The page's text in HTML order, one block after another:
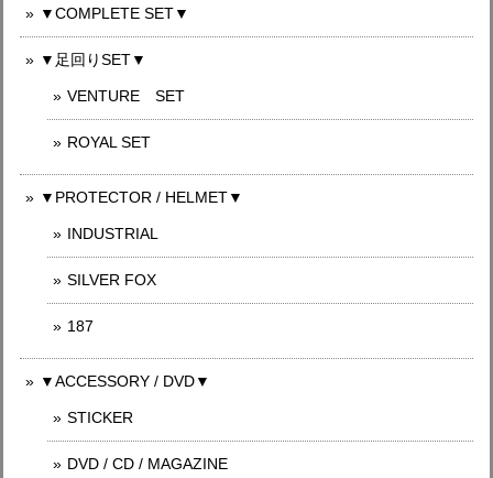
▼COMPLETE SET▼
▼足回りSET▼
VENTURE SET
ROYAL SET
▼PROTECTOR / HELMET▼
INDUSTRIAL
SILVER FOX
187
▼ACCESSORY / DVD▼
STICKER
DVD / CD / MAGAZINE